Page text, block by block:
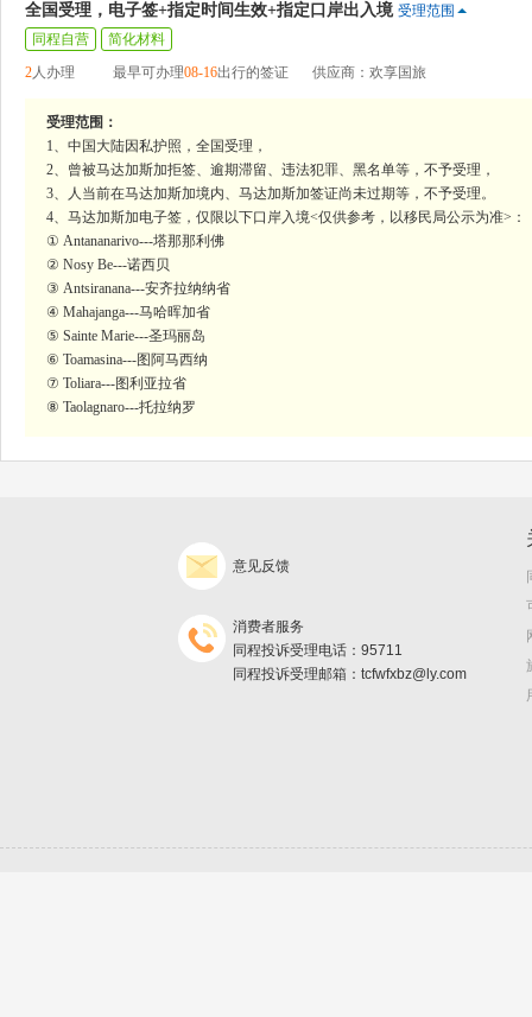
全国受理，电子签+指定时间生效+指定口岸出入境 受理范围
同程自营
简化材料
2人办理 最早可办理08-16出行的签证 供应商：欢享国旅
受理范围：
1、中国大陆因私护照，全国受理，
2、曾被马达加斯加拒签、逾期滞留、违法犯罪、黑名单等，不予受理，
3、人当前在马达加斯加境内、马达加斯加签证尚未过期等，不予受理。
4、马达加斯加电子签，仅限以下口岸入境<仅供参考，以移民局公示为准>：
① Antananarivo---塔那那利佛
② Nosy Be---诺西贝
③ Antsiranana---安齐拉纳纳省
④ Mahajanga---马哈晖加省
⑤ Sainte Marie---圣玛丽岛
⑥ Toamasina---图阿马西纳
⑦ Toliara---图利亚拉省
⑧ Taolagnaro---托拉纳罗
意见反馈
消费者服务
同程投诉受理电话：95711
同程投诉受理邮箱：tcfwfxbz@ly.com